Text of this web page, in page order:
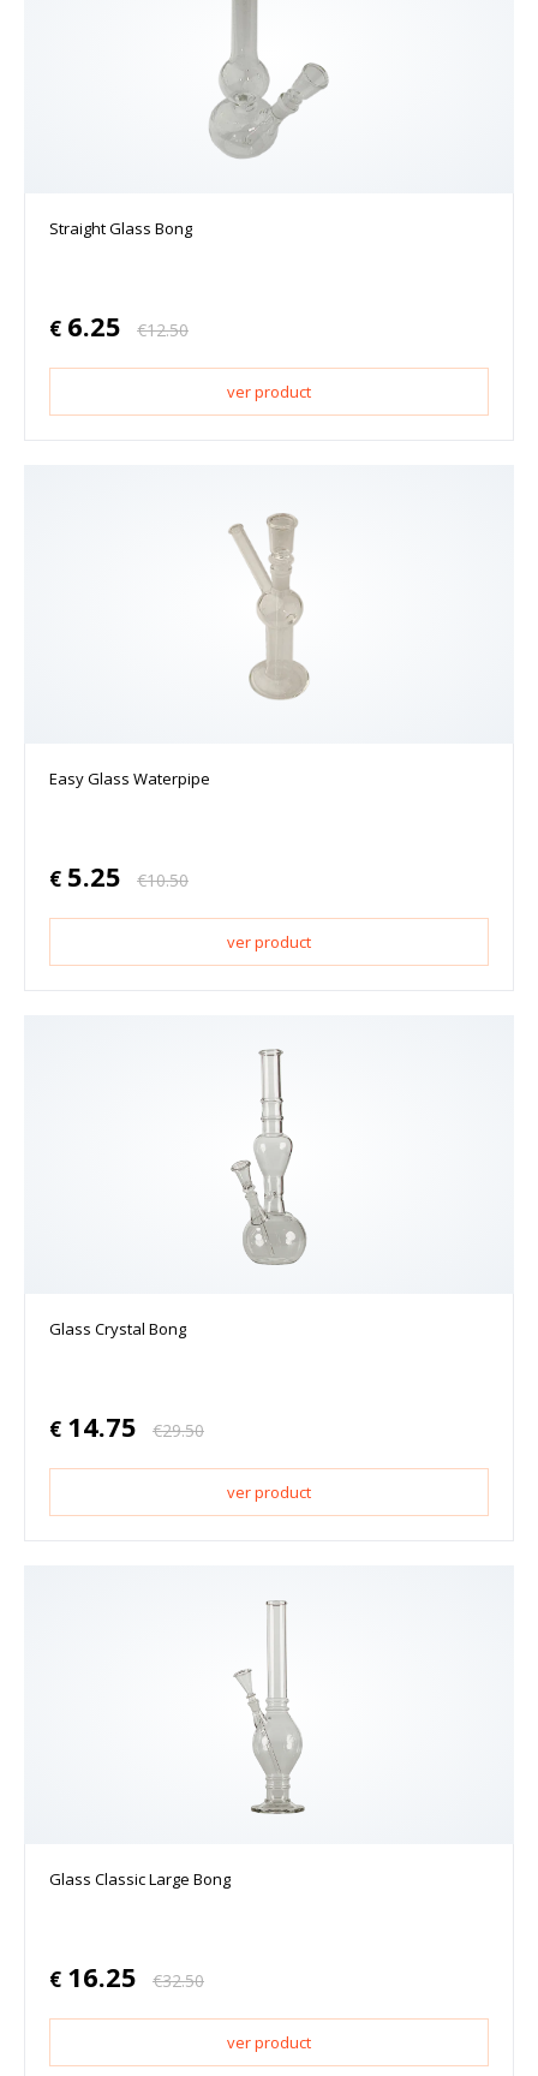
Straight Glass Bong
€ 6.25 €12.50
ver product
Easy Glass Waterpipe
€ 5.25 €10.50
ver product
Glass Crystal Bong
€ 14.75 €29.50
ver product
Glass Classic Large Bong
€ 16.25 €32.50
ver product